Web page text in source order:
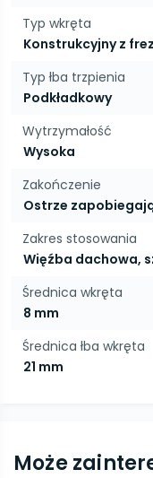
Typ wkręta
Konstrukcyjny z
Typ łba trzpienia
Podkładkowy
Wytrzymałość
Wysoka
Zakończenie
Ostrze
Zakres stosowania
Więźba dachowa,
Średnica wkręta
8 mm
Średnica łba wkręta
21 mm
Może